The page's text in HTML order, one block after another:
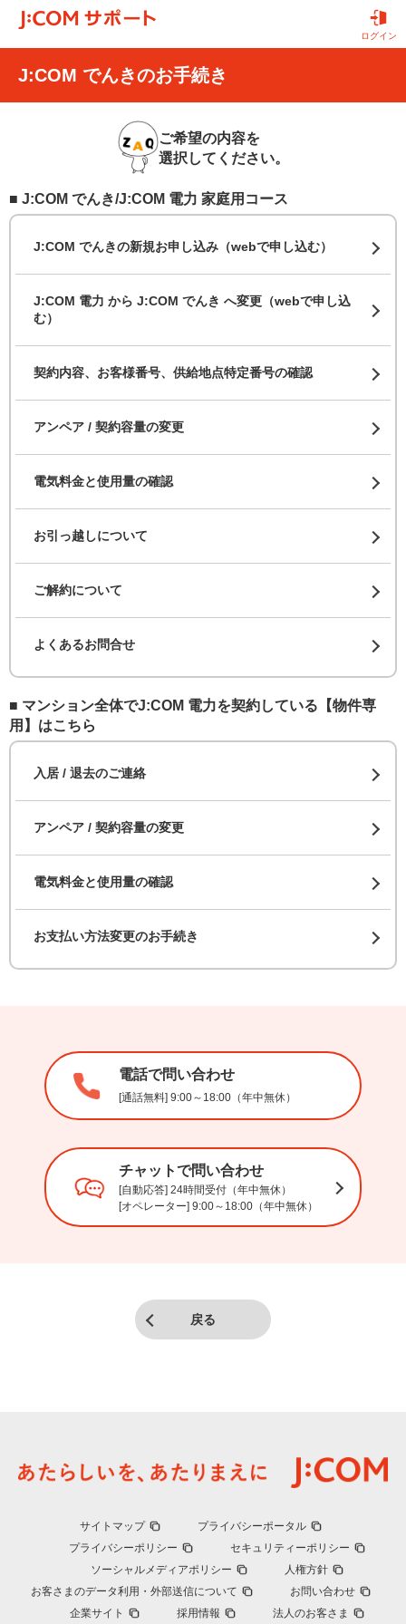
ログイン
J:COM でんきのお手続き
ご希望の内容を
選択してください。
■ J:COM でんき/J:COM 電力 家庭用コース
J:COM でんきの新規お申し込み（webで申し込む）
J:COM 電力 から J:COM でんき へ変更（webで申し込
む）
契約内容、お客様番号、供給地点特定番号の確認
アンペア / 契約容量の変更
電気料金と使用量の確認
お引っ越しについて
ご解約について
よくあるお問合せ
■ マンション全体でJ:COM 電力を契約している【物件専
用】はこちら
入居 / 退去のご連絡
アンペア / 契約容量の変更
電気料金と使用量の確認
お支払い方法変更のお手続き
電話で問い合わせ
[通話無料] 9:00～18:00（年中無休）
チャットで問い合わせ
[自動応答] 24時間受付（年中無休）
[オペレーター] 9:00～18:00（年中無休）
戻る
サイトマップ
プライバシーポータル
プライバシーポリシー
セキュリティーポリシー
ソーシャルメディアポリシー
人権方針
お客さまのデータ利用・外部送信について
お問い合わせ
企業サイト
採用情報 法人のお客さま